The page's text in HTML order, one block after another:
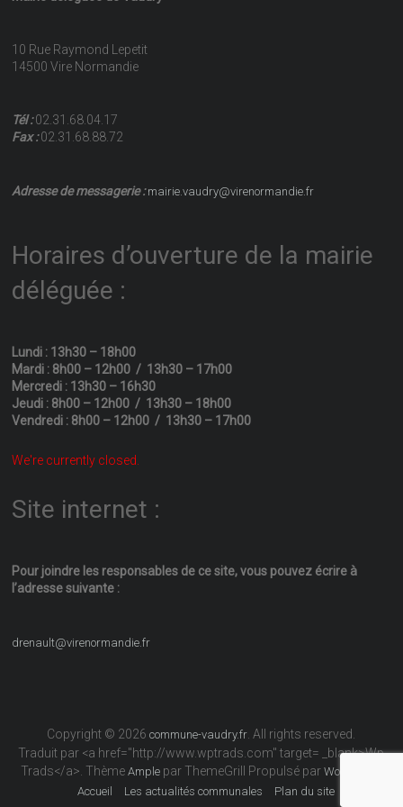
10 Rue Raymond Lepetit
14500 Vire Normandie
Tél :02.31.68.04.17
Fax :02.31.68.88.72
Adresse de messagerie :mairie.vaudry@virenormandie.fr
Horaires d’ouverture de la mairie
déléguée :
Lundi : 13h30 – 18h00
Mardi : 8h00 – 12h00 / 13h30 – 17h00
Mercredi : 13h30 – 16h30
Jeudi : 8h00 – 12h00 / 13h30 – 18h00
Vendredi : 8h00 – 12h00 / 13h30 – 17h00
We're currently closed.
Site internet :
Pour joindre les responsables de ce site, vous pouvez écrire à
l’adresse suivante :
drenault@virenormandie.fr
Copyright © 2026commune-vaudry.fr . All rights reserved.
Traduit par <a href="http://www.wptrads.com" target= _blank>Wp
Trads</a>. ThèmeAmple par ThemeGrill Propulsé parWordPress
Accueil
Les actualités communales Plan du site